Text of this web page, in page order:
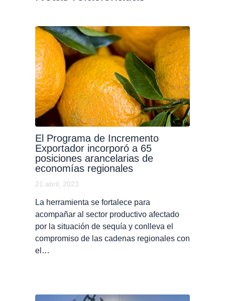
El Programa de Incremento
Exportador incorporó a 65
posiciones arancelarias de
economías regionales
21 abril, 2023
La herramienta se fortalece para
acompañar al sector productivo afectado
por la situación de sequía y conlleva el
compromiso de las cadenas regionales con
el…